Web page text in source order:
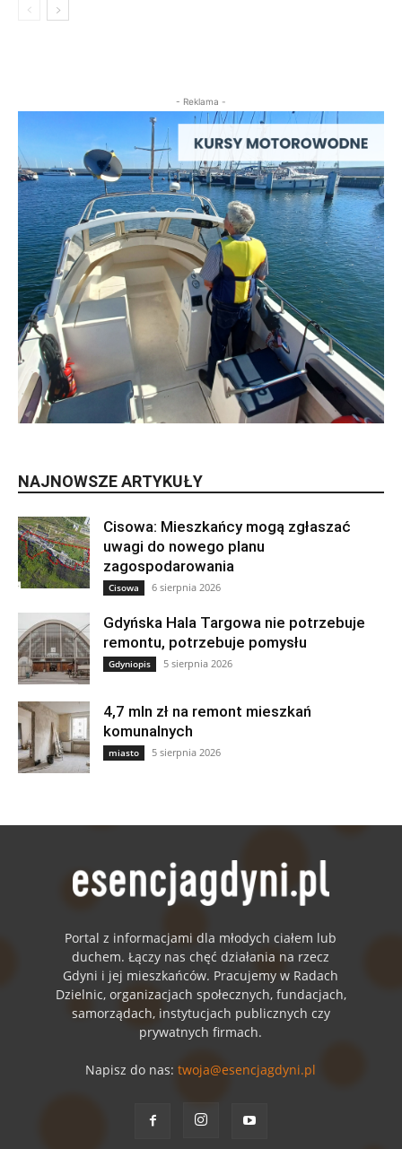
- Reklama -
NAJNOWSZE ARTYKUŁY
Cisowa: Mieszkańcy mogą zgłaszać
uwagi do nowego planu
zagospodarowania
Cisowa 6 sierpnia 2026
Gdyńska Hala Targowa nie potrzebuje
remontu, potrzebuje pomysłu
Gdyniopis 5 sierpnia 2026
4,7 mln zł na remont mieszkań
komunalnych
miasto 5 sierpnia 2026
Portal z informacjami dla młodych ciałem lub
duchem. Łączy nas chęć działania na rzecz
Gdyni i jej mieszkańców. Pracujemy w Radach
Dzielnic, organizacjach społecznych, fundacjach,
samorządach, instytucjach publicznych czy
prywatnych firmach.
Napisz do nas:twoja@esencjagdyni.pl